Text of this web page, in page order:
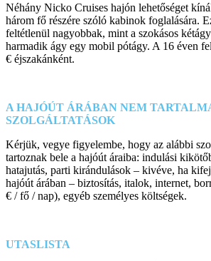
Néhány Nicko Cruises hajón lehetőséget
három fő részére szóló kabinok foglalására.
feltétlenül nagyobbak, mint a szokásos
harmadik ágy egy mobil pótágy. A 16 éven
€ éjszakánként.
A HAJÓÚT ÁRÁBAN NEM
SZOLGÁLTATÁSOK
Kérjük, vegye figyelembe, hogy az alábbi
tartoznak bele a hajóút áraiba: indulási
hatajutás, parti kirándulások – kivéve, ha
hajóút árában – biztosítás, italok, internet,
€ / fő / nap), egyéb személyes költségek.
UTASLISTA